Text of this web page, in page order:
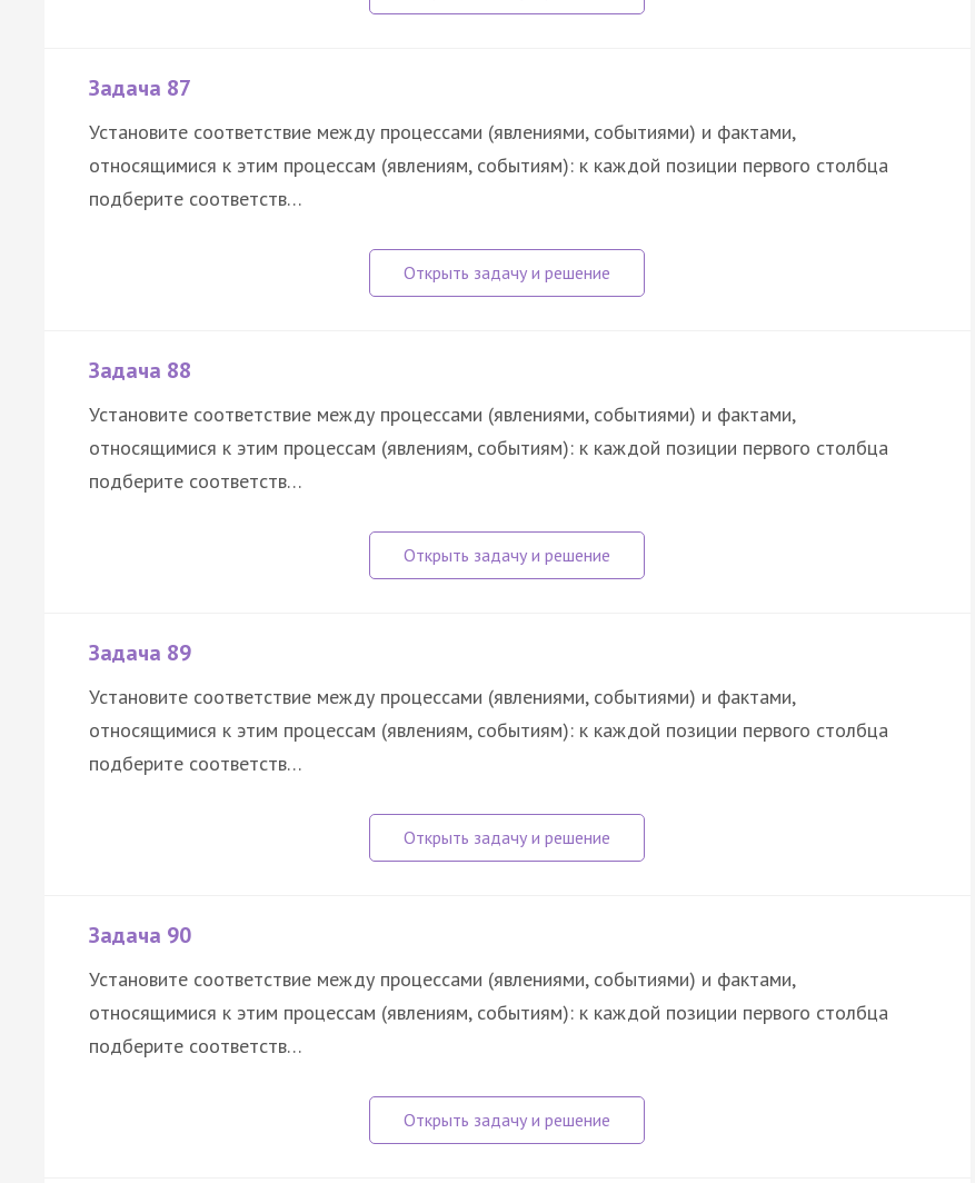
Задача 87
Установите соответствие между процессами (явлениями, событиями) и фактами,
относящимися к этим процессам (явлениям, событиям): к каждой позиции первого столбца
подберите соответств…
Задача 88
Установите соответствие между процессами (явлениями, событиями) и фактами,
относящимися к этим процессам (явлениям, событиям): к каждой позиции первого столбца
подберите соответств…
Задача 89
Установите соответствие между процессами (явлениями, событиями) и фактами,
относящимися к этим процессам (явлениям, событиям): к каждой позиции первого столбца
подберите соответств…
Задача 90
Установите соответствие между процессами (явлениями, событиями) и фактами,
относящимися к этим процессам (явлениям, событиям): к каждой позиции первого столбца
подберите соответств…